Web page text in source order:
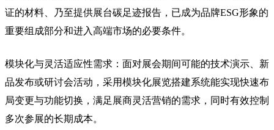
证的材料、乃至提供展台碳足迹报告，已成为品牌ESG形象的
重要组成部分和进入高端市场的必要条件。
模块化与灵活适应性需求：面对展会期间可能的技术演示、新
品发布或研讨会活动，采用模块化展览搭建系统能实现快速布
局变更与功能切换，满足展商灵活营销的需求，同时有效控制
多次参展的长期成本。